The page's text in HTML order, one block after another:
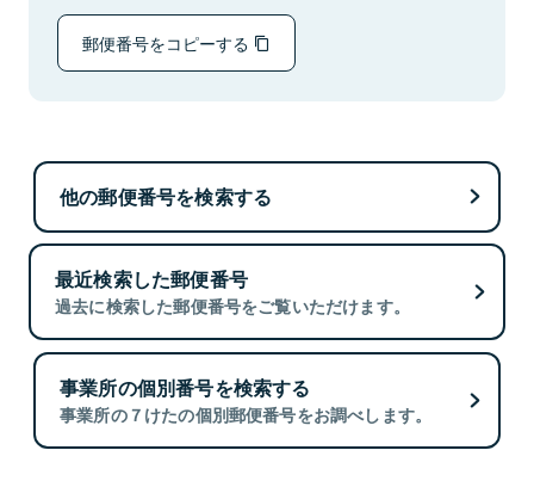
郵便番号をコピーする
他の郵便番号を検索する
最近検索した郵便番号
過去に検索した郵便番号をご覧いただけます。
事業所の個別番号を検索する
事業所の７けたの個別郵便番号をお調べします。